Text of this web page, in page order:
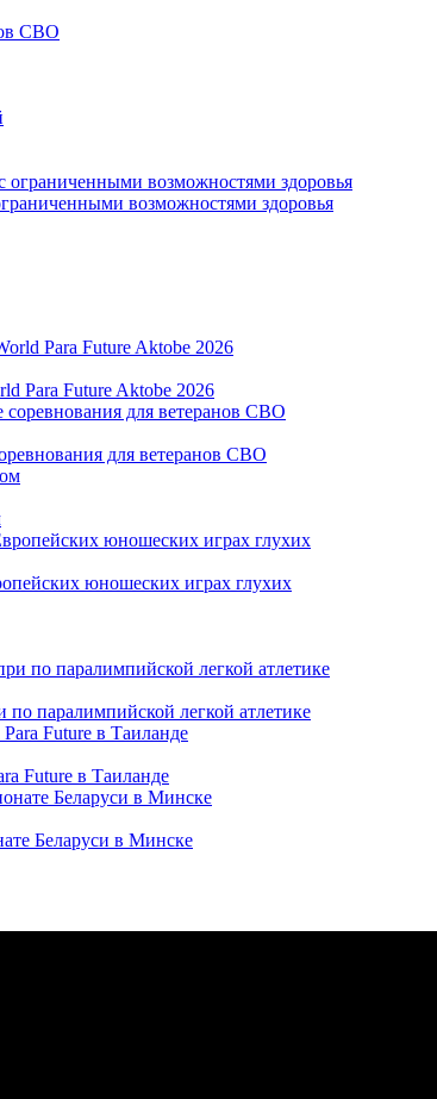
СВО
возможностями здоровья
Para Future Aktobe 2026
для ветеранов СВО
юношеских играх глухих
по паралимпийской легкой атлетике
Future в Таиланде
Беларуси в Минске